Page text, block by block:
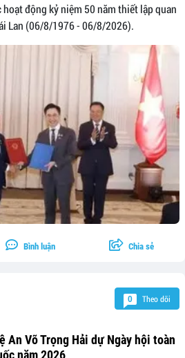
động kỷ niệm 50 năm thiết lập quan
Lan (06/8/1976 - 06/8/2026).
Bình luận Chia sẻ
0 Theo dõi
An Võ Trọng Hải dự Ngày hội toàn
năm 2026